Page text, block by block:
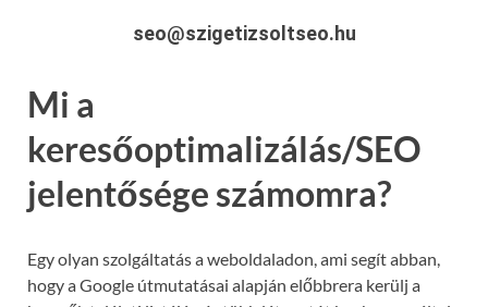
seo@szigetizsoltseo.hu
Mi a
keresőoptimalizálás/SEO
jelentősége számomra?
Egy olyan szolgáltatás a weboldaladon, ami segít abban,
hogy a Google útmutatásai alapján előbbrera kerülj a